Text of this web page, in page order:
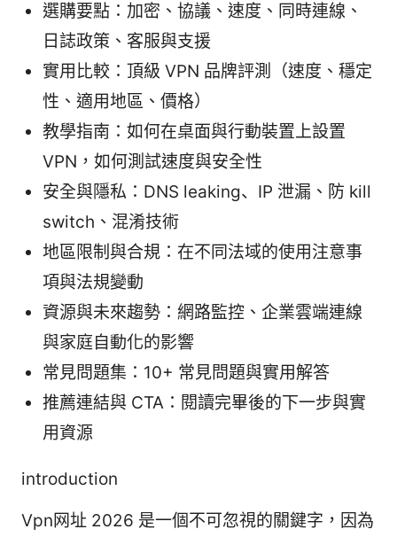
選購要點：加密、協議、速度、同時連線、
日誌政策、客服與支援
實用比較：頂級 VPN 品牌評測（速度、穩定
性、適用地區、價格）
教學指南：如何在桌面與行動裝置上設置
VPN，如何測試速度與安全性
安全與隱私：DNS leaking、IP 泄漏、防 kill
switch、混淆技術
地區限制與合規：在不同法域的使用注意事
項與法規變動
資源與未來趨勢：網路監控、企業雲端連線
與家庭自動化的影響
常見問題集：10+ 常見問題與實用解答
推薦連結與 CTA：閱讀完畢後的下一步與實
用資源
introduction
Vpn网址 2026 是一個不可忽視的關鍵字，因為